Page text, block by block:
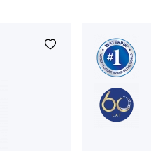
nazębnej, także w
tym samym
płynów
irygatorów
i WP700), które są o 70%